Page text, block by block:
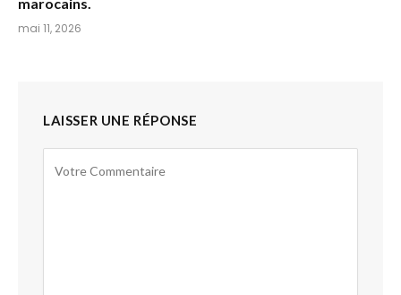
mai 11, 2026
LAISSER UNE RÉPONSE